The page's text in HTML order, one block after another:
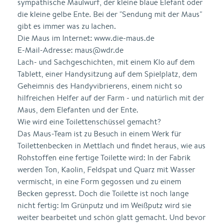
sympathische Maulwurf, der kleine blaue Elefant oder
die kleine gelbe Ente. Bei der "Sendung mit der Maus"
gibt es immer was zu lachen.
Die Maus im Internet: www.die-maus.de
E-Mail-Adresse: maus@wdr.de
Lach- und Sachgeschichten, mit einem Klo auf dem
Tablett, einer Handysitzung auf dem Spielplatz, dem
Geheimnis des Handyvibrierens, einem nicht so
hilfreichen Helfer auf der Farm - und natürlich mit der
Maus, dem Elefanten und der Ente.
Wie wird eine Toilettenschüssel gemacht?
Das Maus-Team ist zu Besuch in einem Werk für
Toilettenbecken in Mettlach und findet heraus, wie aus
Rohstoffen eine fertige Toilette wird: In der Fabrik
werden Ton, Kaolin, Feldspat und Quarz mit Wasser
vermischt, in eine Form gegossen und zu einem
Becken gepresst. Doch die Toilette ist noch lange
nicht fertig: Im Grünputz und im Weißputz wird sie
weiter bearbeitet und schön glatt gemacht. Und bevor